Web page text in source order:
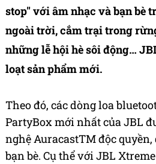
stop" với âm nhạc và bạn bè
ngoài trời, cắm trại trong
những lễ hội hè sôi động…
loạt sản phẩm mới.
Theo đó, các dòng loa
PartyBox mới nhất của JBL
nghệ AuracastTM độc
bạn bè. Cụ thể với JBL